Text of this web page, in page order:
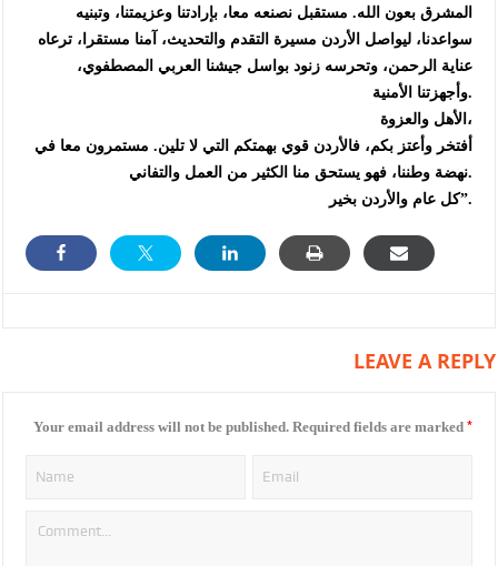
المشرق بعون الله. مستقبل نصنعه معا، بإرادتنا وعزيمتنا، وتبنيه
سواعدنا، ليواصل الأردن مسيرة التقدم والتحديث، آمنا مستقرا، ترعاه
عناية الرحمن، وتحرسه زنود بواسل جيشنا العربي المصطفوي،
وأجهزتنا الأمنية.
الأهل والعزوة،
أفتخر وأعتز بكم، فالأردن قوي بهمتكم التي لا تلين. مستمرون معا في
نهضة وطننا، فهو يستحق منا الكثير من العمل والتفاني.
كل عام والأردن بخير”.
LEAVE A REPLY
Your email address will not be published. Required fields are marked *